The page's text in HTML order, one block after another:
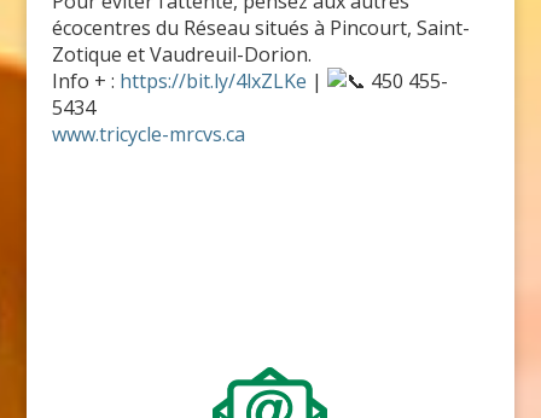
écocentres du Réseau situés à Pincourt, Saint-
Zotique et Vaudreuil-Dorion.
Info + : https://bit.ly/4lxZLKe |
450 455-
5434
www.tricycle-mrcvs.ca